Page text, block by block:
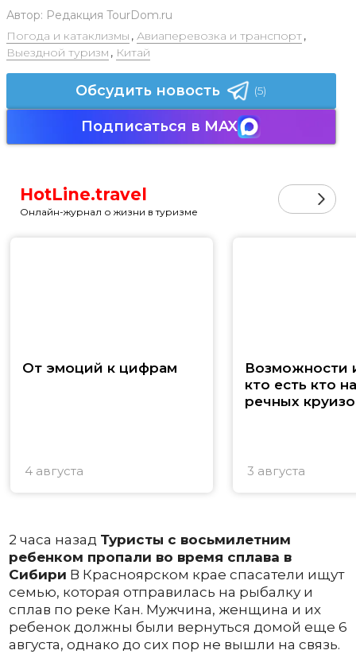
Автор: Редакция TourDom.ru
Погода и катаклизмы , Авиаперевозка и транспорт,
Выездной туризм , Китай
Обсудить новость (5)
Подписаться в MAX
HotLine.travel
Онлайн-журнал о жизни в туризме
От эмоций к цифрам
4 августа
Возможности
кто есть кто
речных
3 августа
2 часа назад Туристы с восьмилетним
ребенком пропали во время сплава в
Сибири В Красноярском крае спасатели ищут
семью, которая отправилась на рыбалку и
сплав по реке Кан. Мужчина, женщина и их
ребенок должны были вернуться домой еще 6
августа, однако до сих пор не вышли на связь.